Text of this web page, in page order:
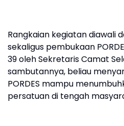
Rangkaian kegiatan diawali
sekaligus pembukaan
39 oleh Sekretaris Camat
sambutannya, beliau
PORDES mampu
persatuan di tengah